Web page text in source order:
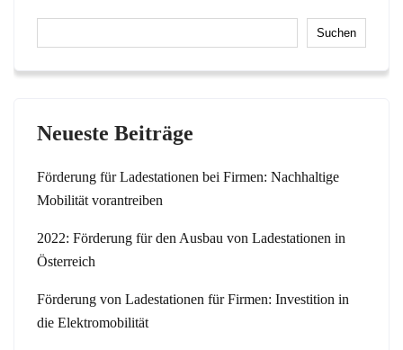
Suchen
Neueste Beiträge
Förderung für Ladestationen bei Firmen: Nachhaltige
Mobilität vorantreiben
2022: Förderung für den Ausbau von Ladestationen in
Österreich
Förderung von Ladestationen für Firmen: Investition in
die Elektromobilität